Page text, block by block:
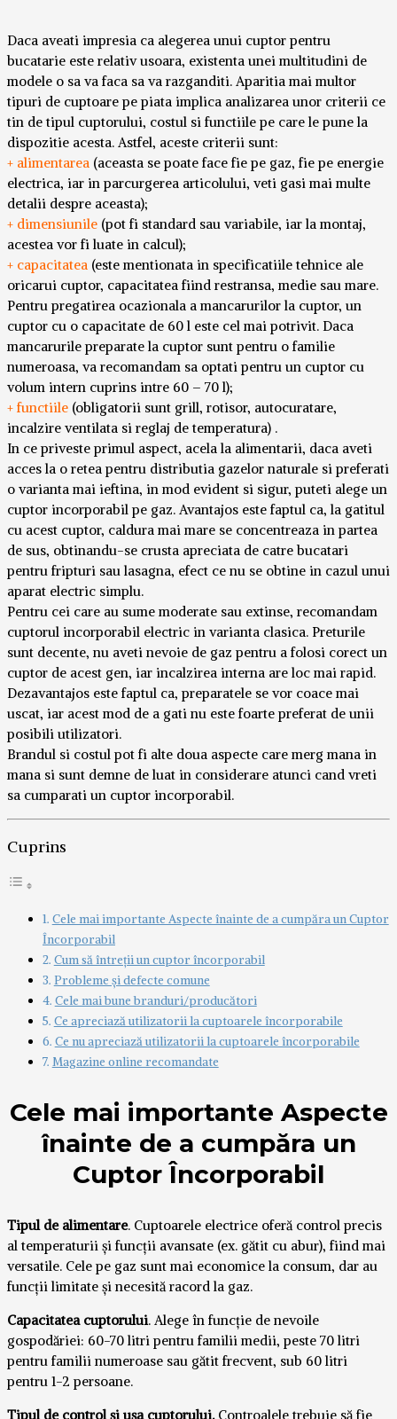
Daca aveati impresia ca alegerea unui cuptor pentru
bucatarie este relativ usoara, existenta unei multitudini de
modele o sa va faca sa va razganditi. Aparitia mai multor
tipuri de cuptoare pe piata implica analizarea unor criterii ce
tin de tipul cuptorului, costul si functiile pe care le pune la
dispozitie acesta. Astfel, aceste criterii sunt:
+ alimentarea (aceasta se poate face fie pe gaz, fie pe energie
electrica, iar in parcurgerea articolului, veti gasi mai multe
detalii despre aceasta);
+ dimensiunile (pot fi standard sau variabile, iar la montaj,
acestea vor fi luate in calcul);
+ capacitatea (este mentionata in specificatiile tehnice ale
oricarui cuptor, capacitatea fiind restransa, medie sau mare.
Pentru pregatirea ocazionala a mancarurilor la cuptor, un
cuptor cu o capacitate de 60 l este cel mai potrivit. Daca
mancarurile preparate la cuptor sunt pentru o familie
numeroasa, va recomandam sa optati pentru un cuptor cu
volum intern cuprins intre 60 – 70 l);
+ functiile (obligatorii sunt grill, rotisor, autocuratare,
incalzire ventilata si reglaj de temperatura) .
In ce priveste primul aspect, acela la alimentarii, daca aveti
acces la o retea pentru distributia gazelor naturale si preferati
o varianta mai ieftina, in mod evident si sigur, puteti alege un
cuptor incorporabil pe gaz. Avantajos este faptul ca, la gatitul
cu acest cuptor, caldura mai mare se concentreaza in partea
de sus, obtinandu-se crusta apreciata de catre bucatari
pentru fripturi sau lasagna, efect ce nu se obtine in cazul unui
aparat electric simplu.
Pentru cei care au sume moderate sau extinse, recomandam
cuptorul incorporabil electric in varianta clasica. Preturile
sunt decente, nu aveti nevoie de gaz pentru a folosi corect un
cuptor de acest gen, iar incalzirea interna are loc mai rapid.
Dezavantajos este faptul ca, preparatele se vor coace mai
uscat, iar acest mod de a gati nu este foarte preferat de unii
posibili utilizatori.
Brandul si costul pot fi alte doua aspecte care merg mana in
mana si sunt demne de luat in considerare atunci cand vreti
sa cumparati un cuptor incorporabil.
Cuprins
Cele mai importante Aspecte înainte de a cumpăra un Cuptor
Încorporabil
Cum să întreții un cuptor încorporabil
Probleme și defecte comune
Cele mai bune branduri/producători
Ce apreciază utilizatorii la cuptoarele încorporabile
Ce nu apreciază utilizatorii la cuptoarele încorporabile
Magazine online recomandate
Cele mai importante Aspecte
înainte de a cumpăra un
Cuptor Încorporabil
Tipul de alimentare. Cuptoarele electrice oferă control precis
al temperaturii și funcții avansate (ex. gătit cu abur), fiind mai
versatile. Cele pe gaz sunt mai economice la consum, dar au
funcții limitate și necesită racord la gaz.
Capacitatea cuptorului. Alege în funcție de nevoile
gospodăriei: 60-70 litri pentru familii medii, peste 70 litri
pentru familii numeroase sau gătit frecvent, sub 60 litri
pentru 1-2 persoane.
Tipul de control și ușa cuptorului.Controalele trebuie să fie